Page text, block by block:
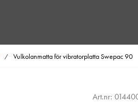
/ Vulkolanmatta för vibratorplatta Swepac 90
Art.nr: